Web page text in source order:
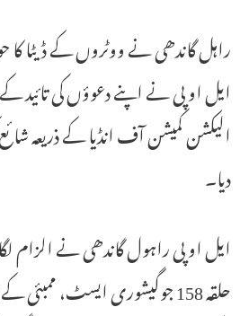
راہل گاندھی نے ووٹروں کے ڈیٹا کا
الیکشن کمیشن آف انڈیا کے ذریعہ شائع
دیا۔
ایل او پی راہول گاندھی نے الزام